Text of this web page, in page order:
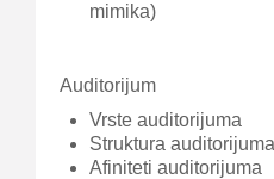
mimika)
Auditorijum
Vrste auditorijuma
Struktura auditorijuma
Afiniteti auditorijuma